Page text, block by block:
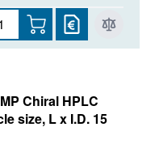
Chiral HPLC
size, L x I.D. 15